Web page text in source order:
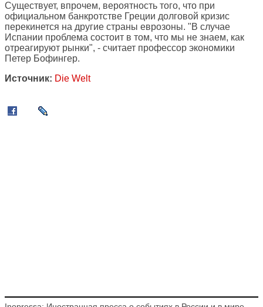
Существует, впрочем, вероятность того, что при
официальном банкротстве Греции долговой кризис
перекинется на другие страны еврозоны. "В случае
Испании проблема состоит в том, что мы не знаем, как
отреагируют рынки", - считает профессор экономики
Петер Бофингер.
Источник: Die Welt